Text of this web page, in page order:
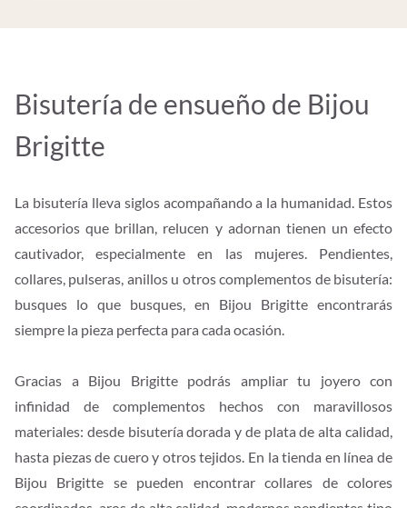
Bisutería de ensueño de Bijou
Brigitte
La bisutería lleva siglos acompañando a la humanidad. Estos
accesorios que brillan, relucen y adornan tienen un efecto
cautivador, especialmente en las mujeres. Pendientes,
collares, pulseras, anillos u otros complementos de bisutería:
busques lo que busques, en Bijou Brigitte encontrarás
siempre la pieza perfecta para cada ocasión.
Gracias a Bijou Brigitte podrás ampliar tu joyero con
infinidad de complementos hechos con maravillosos
materiales: desde bisutería dorada y de plata de alta calidad,
hasta piezas de cuero y otros tejidos. En la tienda en línea de
Bijou Brigitte se pueden encontrar collares de colores